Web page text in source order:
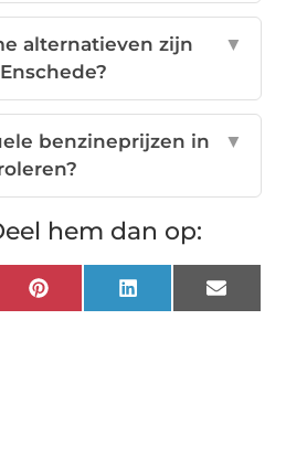
alternatieven zijn
▼
benzineprijzen in
▼
hem dan op:
PinterestLinkedInEmail